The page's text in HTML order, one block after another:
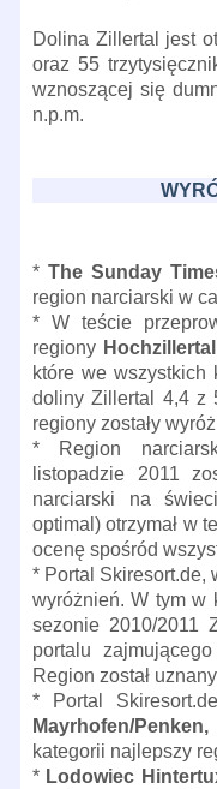
Dolina Zillertal jest
oraz 55
wznoszącej się
n.p.m.
* The Sunday
region narciarski w
* W teście
regiony
które we wszystkich
doliny Zillertal 4,4 z
regiony zostały
* Region
listopadzie 2011
narciarski na
optimal) otrzymał w
ocenę spośród
* Portal Skiresort.de,
wyróżnień. W tym w
sezonie 2010/2011
portalu
Region został
* Portal
Mayrhofen/
kategorii najlepszy
* Lodowiec